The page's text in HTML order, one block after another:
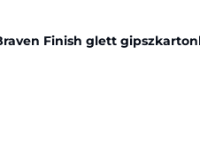
Finish glett